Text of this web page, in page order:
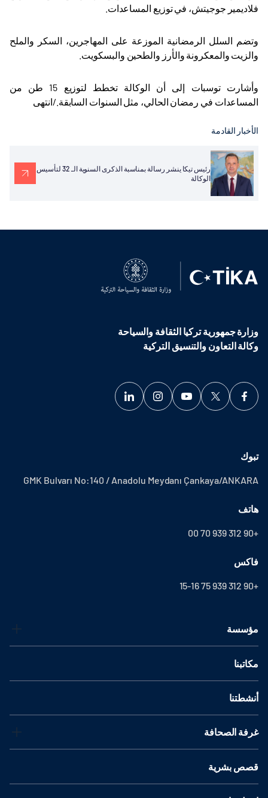
فلاديمير جوجيتش، في توزيع المساعدات
وتضم السلل الرمضانية الموزعة على المهاجرين، السكر والملح
والزيت والمعكرونة والأرز والطحين والبسكويت
وأشارت توسبات إلى أن الوكالة تخطط لتوزيع 15 طن من
المساعدات في رمضان الحالي، مثل السنوات السابقة./انتهى
الأخبار القادمة
رئيس تيكا ينشر رسالة بمناسبة الذكرى السنوية الـ 32 لتأسيس
الوكالة
وزارة جمهورية تركيا الثقافة والسياحة
وكالة التعاون والتنسيق التركية
تبوك
GMK Bulvarı No:140 / Anadolu Meydanı Çankaya/ANKARA
هاتف
+90 312 939 70 00
فاكس
+90 312 939 75 15-16
مؤسسة
مكاتبنا
أنشطتنا
غرفة الصحافة
قصص بشرية